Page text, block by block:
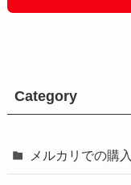
Category
メルカリでの購入